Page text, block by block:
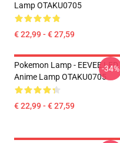
Lamp OTAKU0705
€ 22,99 - € 27,59
Pokemon Lamp - EEVEE LED
Anime Lamp OTAKU0705
€ 22,99 - € 27,59
-34%